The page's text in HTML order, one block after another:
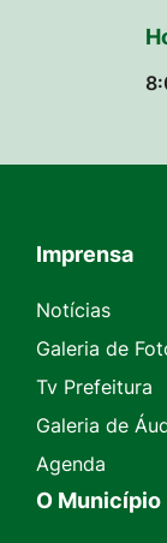
Seção do
Imprensa
Notícias
Galeria de
Tv Prefeitura
Galeria de
Agenda
O Município